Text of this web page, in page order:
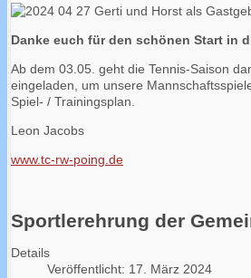
Danke euch für den schönen Start in
Ab dem 03.05. geht die Tennis-Saison
eingeladen, um unsere
Spiel- / Trainingsplan.
Leon Jacobs
www.tc-rw-poing.de
Sportlerehrung der
Details
Veröffentlicht: 17. März 2024